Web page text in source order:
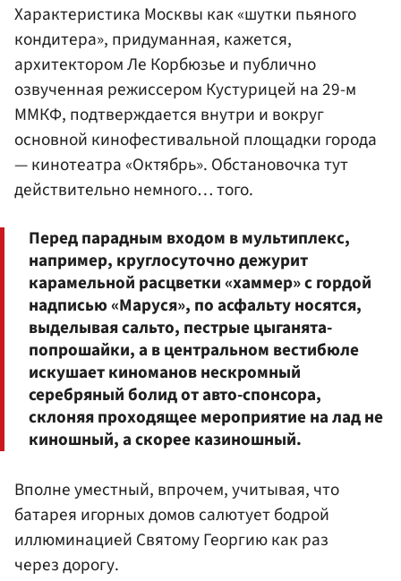
Характеристика Москвы как «шутки пьяного
кондитера», придуманная, кажется,
архитектором Ле Корбюзье и публично
озвученная режиссером Кустурицей на 29-м
ММКФ, подтверждается внутри и вокруг
основной кинофестивальной площадки города
— кинотеатра «Октябрь». Обстановочка тут
действительно немного… того.
Перед парадным входом в мультиплекс,
например, круглосуточно дежурит
карамельной расцветки «хаммер» с гордой
надписью «Маруся», по асфальту носятся,
выделывая сальто, пестрые цыганята-
попрошайки, а в центральном вестибюле
искушает киноманов нескромный
серебряный болид от авто-спонсора,
склоняя проходящее мероприятие на лад не
киношный, а скорее казиношный.
Вполне уместный, впрочем, учитывая, что
батарея игорных домов салютует бодрой
иллюминацией Святому Георгию как раз
через дорогу.